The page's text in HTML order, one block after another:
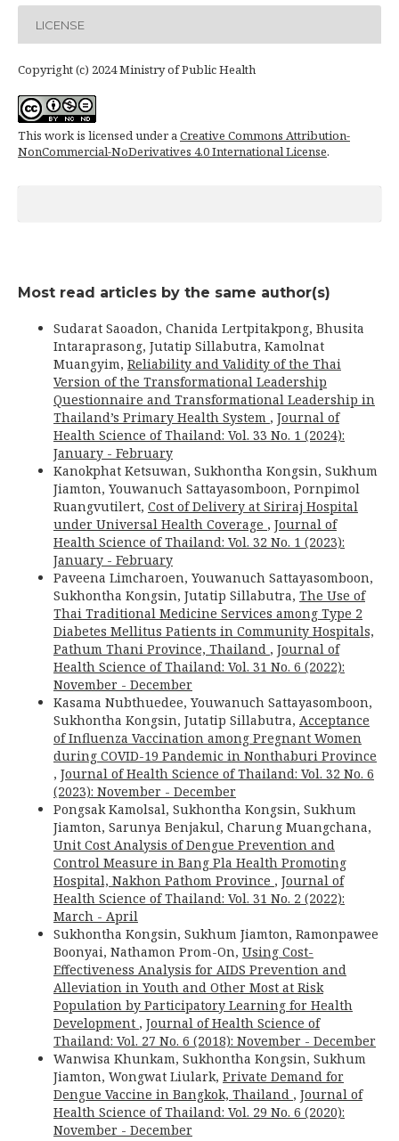
LICENSE
Copyright (c) 2024 Ministry of Public Health
This work is licensed under aCreative Commons Attribution-
NonCommercial-NoDerivatives 4.0 International License.
Most read articles by the same author(s)
Sudarat Saoadon, Chanida Lertpitakpong, Bhusita
Intaraprasong, Jutatip Sillabutra, Kamolnat
Muangyim, Reliability and Validity of the Thai
Version of the Transformational Leadership
Questionnaire and Transformational Leadership in
Thailand’s Primary Health System , Journal of
Health Science of Thailand: Vol. 33 No. 1 (2024):
January - February
Kanokphat Ketsuwan, Sukhontha Kongsin, Sukhum
Jiamton, Youwanuch Sattayasomboon, Pornpimol
Ruangvutilert, Cost of Delivery at Siriraj Hospital
under Universal Health Coverage , Journal of
Health Science of Thailand: Vol. 32 No. 1 (2023):
January - February
Paveena Limcharoen, Youwanuch Sattayasomboon,
Sukhontha Kongsin, Jutatip Sillabutra, The Use of
Thai Traditional Medicine Services among Type 2
Diabetes Mellitus Patients in Community Hospitals,
Pathum Thani Province, Thailand , Journal of
Health Science of Thailand: Vol. 31 No. 6 (2022):
November - December
Kasama Nubthuedee, Youwanuch Sattayasomboon,
Sukhontha Kongsin, Jutatip Sillabutra, Acceptance
of Influenza Vaccination among Pregnant Women
during COVID-19 Pandemic in Nonthaburi Province
, Journal of Health Science of Thailand: Vol. 32 No. 6
(2023): November - December
Pongsak Kamolsal, Sukhontha Kongsin, Sukhum
Jiamton, Sarunya Benjakul, Charung Muangchana,
Unit Cost Analysis of Dengue Prevention and
Control Measure in Bang Pla Health Promoting
Hospital, Nakhon Pathom Province , Journal of
Health Science of Thailand: Vol. 31 No. 2 (2022):
March - April
Sukhontha Kongsin, Sukhum Jiamton, Ramonpawee
Boonyai, Nathamon Prom-On, Using Cost-
Effectiveness Analysis for AIDS Prevention and
Alleviation in Youth and Other Most at Risk
Population by Participatory Learning for Health
Development , Journal of Health Science of
Thailand: Vol. 27 No. 6 (2018): November - December
Wanwisa Khunkam, Sukhontha Kongsin, Sukhum
Jiamton, Wongwat Liulark, Private Demand for
Dengue Vaccine in Bangkok, Thailand , Journal of
Health Science of Thailand: Vol. 29 No. 6 (2020):
November - December